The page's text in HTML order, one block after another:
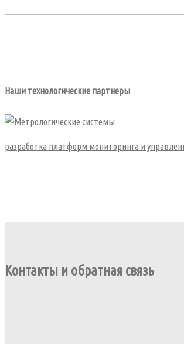
Наши технологические партнеры
разработка платформ мониторинга и
Контакты и обратная связь